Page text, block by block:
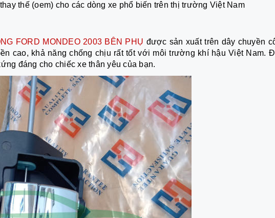
thế (oem) cho các dòng xe phổ biến trên thị trường Việt Nam
FORD MONDEO 2003 BÊN PHỤ được sản xuất trên dây chuyền
cao, khả năng chống chịu rất tốt với môi trường khí hậu Việt Nam.
đáng cho chiếc xe thân yêu của bạn.